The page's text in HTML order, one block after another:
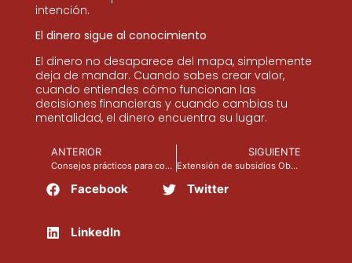
intención.
El dinero sigue al conocimiento
El dinero no desaparece del mapa, simplemente
deja de mandar. Cuando sabes crear valor,
cuando entiendes cómo funcionan las
decisiones financieras y cuando cambias tu
mentalidad, el dinero encuentra su lugar.
ANTERIOR
Consejos prácticos para comenzar el 2026
SIGUIENTE
Extensión de subsidios Obamacare
Facebook Twitter
LinkedIn